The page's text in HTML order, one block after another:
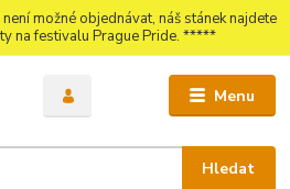
možné objednávat, náš stánek najdete
na festivalu Prague Pride. *****
Menu
Hledat